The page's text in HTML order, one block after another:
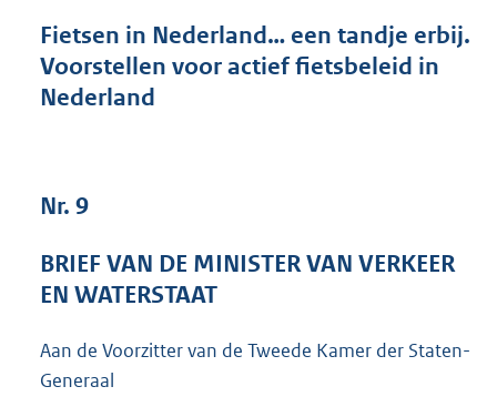
s
g
4
Fietsen in Nederland… een tandje erbij.
Voorstellen voor actief fietsbeleid in
Nederland
Nr. 9
BRIEF VAN DE MINISTER VAN VERKEER
EN WATERSTAAT
Aan de Voorzitter van de Tweede Kamer der Staten-
Generaal